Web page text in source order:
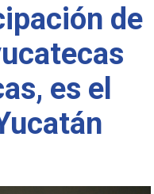
de
es el